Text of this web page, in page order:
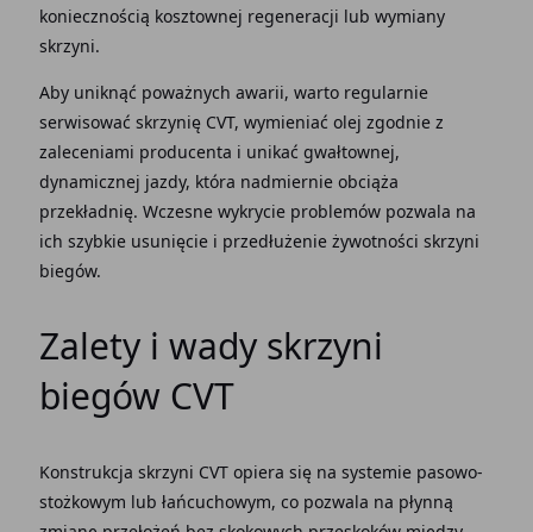
koniecznością kosztownej regeneracji lub wymiany
skrzyni.
Aby uniknąć poważnych awarii, warto regularnie
serwisować skrzynię CVT, wymieniać olej zgodnie z
zaleceniami producenta i unikać gwałtownej,
dynamicznej jazdy, która nadmiernie obciąża
przekładnię. Wczesne wykrycie problemów pozwala na
ich szybkie usunięcie i przedłużenie żywotności skrzyni
biegów.
Zalety i wady skrzyni
biegów CVT
Konstrukcja skrzyni CVT opiera się na systemie pasowo-
stożkowym lub łańcuchowym, co pozwala na płynną